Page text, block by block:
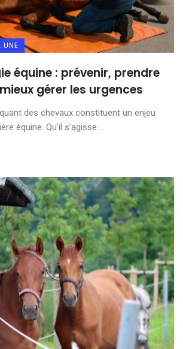
équine : prévenir, prendre
gérer les urgences
des chevaux constituent un enjeu
équine. Qu’il s’agisse ...